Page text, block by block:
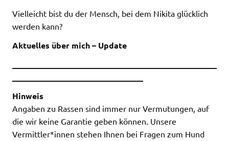
Vielleicht bist du der Mensch, bei dem Nikita glücklich
werden kann?
Aktuelles über mich – Update
Hinweis
Angaben zu Rassen sind immer nur Vermutungen, auf
die wir keine Garantie geben können. Unsere
Vermittler*innen stehen Ihnen bei Fragen zum Hund